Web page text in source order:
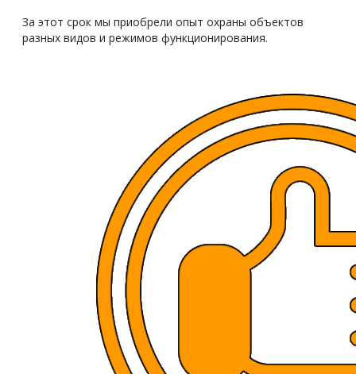
За этот срок мы приобрели опыт охраны объектов
разных видов и режимов функционирования.